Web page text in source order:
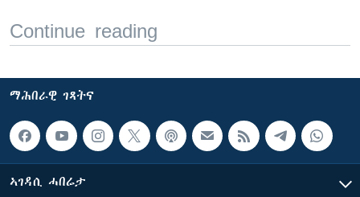
Continue reading
ማሕበራዊ ገጻትና
ኣገዳሲ ሓበሬታ